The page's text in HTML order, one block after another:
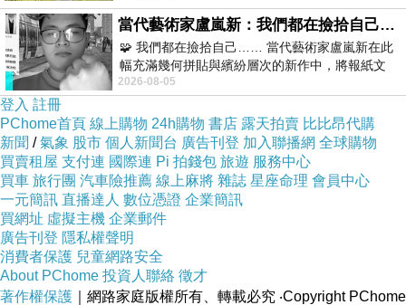
要求，繼續保持良好的抗風險能力。國際三大評
級機構之一的標準普爾評級公司（標普），授予
浦發銀行“BBB+”的長期發債人信用評級和“A-2”的
短期發債人信用評級，同時標普還授予浦發銀
行“cnA+”的長期大中華區信用體系評級和“cnA-
1”的短期大中華區信用體系評級。另一家國際三
大評級機構——穆迪投資者服務公司對浦發銀行
長期存款評級維持在Baa3，同樣為投資級級別，
短期存款評級維持在Prime-3，財務實力評級維
持在D，所有評級的展望均為穩定，顯示出其對
浦發銀行增長前景和抗風險能力的認可。
當代藝術家盧嵐新：我們都在撿拾自己，將散落的情緒與碎片，拼回生命完整的輪廓
🧩 我們都在撿拾自己…… 當代藝術家盧嵐新在此
幅充滿幾何拼貼與繽紛層次的新作中，將報紙文
字、彩色剪紙與明亮顏料層層
2026-08-05
登入 註冊
PChome首頁 線上購物 24h購物 書店 露天拍賣 比比昂代購
新聞 /氣象 股市 個人新聞台 廣告刊登 加入聯播網 全球購物
買賣租屋 支付連 國際連 Pi 拍錢包 旅遊 服務中心
買車 旅行團 汽車險推薦 線上麻將 雜誌 星座命理 會員中心
一元簡訊 直播達人 數位憑證 企業簡訊
買網址 虛擬主機 企業郵件
廣告刊登 隱私權聲明
消費者保護 兒童網路安全
About PChome 投資人聯絡 徵才
著作權保護 ｜網路家庭版權所有、轉載必究 ‧Copyright PChome